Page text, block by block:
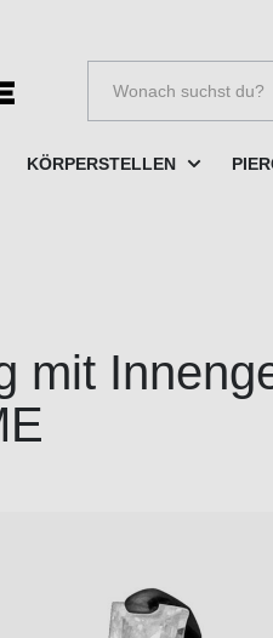
KÖRPERSTELLEN
mit